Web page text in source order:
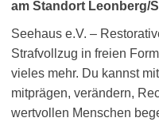
am Standort Leonberg/
Seehaus e.V. –
Strafvollzug in freien
vieles mehr. Du kannst
mitprägen, verändern,
wertvollen Menschen